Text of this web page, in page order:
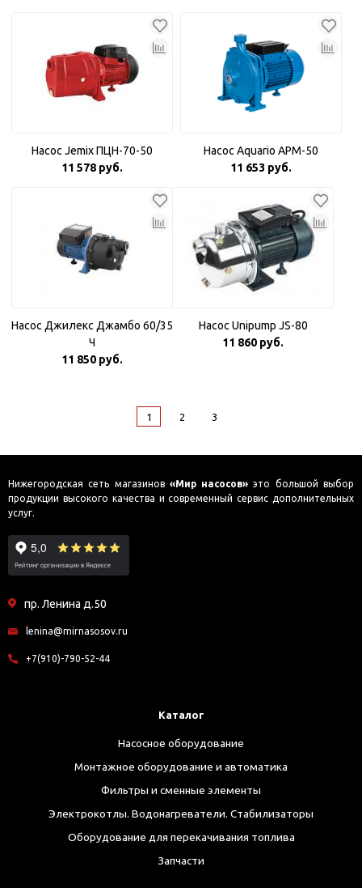
Насос Jemix ПЦН-70-50
11 578 руб.
Насос Aquario APM-50
11 653 руб.
Насос Джилекс Джамбо 60/35
Ч
11 850 руб.
Насос Unipump JS-80
11 860 руб.
1 2 3
Нижегородская сеть магазинов «Мир насосов» это большой выбор
продукции высокого качества и современный сервис дополнительных
услуг.
пр. Ленина д.50
lenina@mirnasosov.ru
+7(910)-790-52-44
Каталог
Насосное оборудование
Монтажное оборудование и автоматика
Фильтры и сменные элементы
Электрокотлы. Водонагреватели. Стабилизаторы
Оборудование для перекачивания топлива
Запчасти